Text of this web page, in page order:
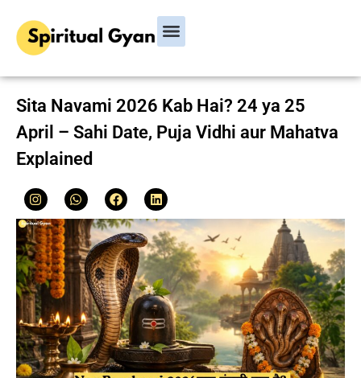
Sita Navami 2026 Kab Hai? 24 ya 25
April – Sahi Date, Puja Vidhi aur Mahatva
Explained